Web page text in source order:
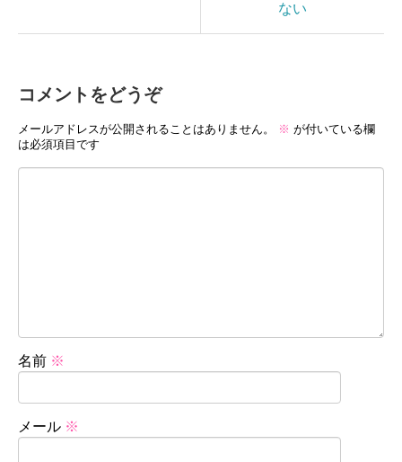
ない
コメントをどうぞ
メールアドレスが公開されることはありません。 ※ が付いている欄
は必須項目です
名前 ※
メール ※